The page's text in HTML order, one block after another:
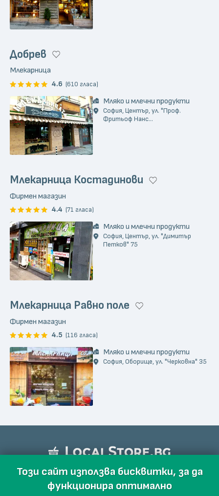
Добрев
Млекарница
4.6 (610 гласа)
Мляко и млечни продукти
София, Център, ул. "Проф.
Фритьоф Нанс...
Млекарница Костадинови
Фирмен магазин
4.4 (71 гласа)
Мляко и млечни продукти
София, Център, ул. "Димитър
Петков" 75
Млекарница Равно поле
Фирмен магазин
4.5 (116 гласа)
Мляко и млечни продукти
София, Оборище, ул. "Черковна" 35
Този сайт използва бисквитки, за да
функционира оптимално